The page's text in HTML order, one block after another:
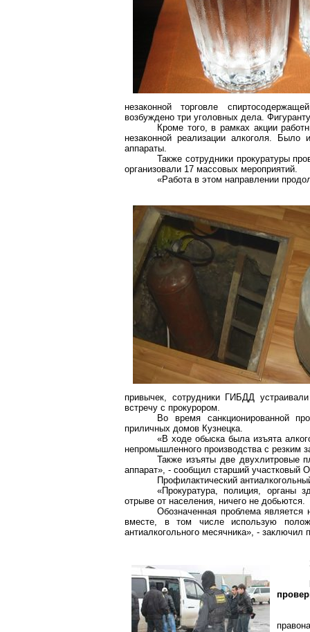
незаконной торговле
возбуждено три уголовных дела.
Кроме того, в рамках акции
незаконной реализации алкоголя. Было
аппараты.
Также сотрудники прокуратуры
организовали 17 массовых мероприятий.
«Работа в этом направлении
привычек, сотрудники ГИБДД
встречу с прокурором.
Во время санкционированной
приличных домов Кузнецка.
«В ходе обыска была изъята
непромышленного производства с резким
Также изъяты две двухлитровые
аппарат», - сообщил старший участковый
Профилактический
«Прокуратура, полиция, органы
отрыве от населения, ничего не добьются.
Обозначенная проблема
вместе, в том числе использую
антиалкогольного месячника», - заключил